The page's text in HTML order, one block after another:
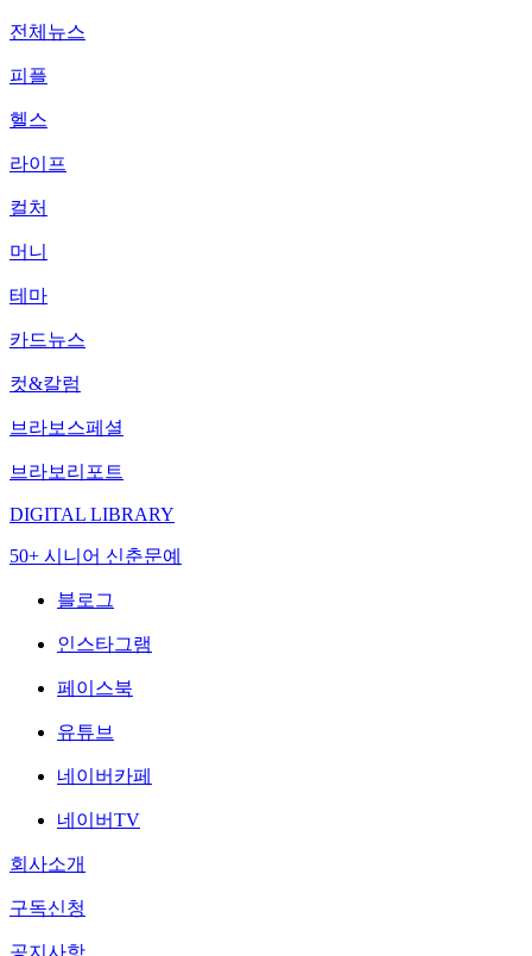
전체뉴스
피플
헬스
라이프
컬처
머니
테마
카드뉴스
컷&칼럼
브라보스페셜
브라보리포트
DIGITAL LIBRARY
50+ 시니어 신춘문예
블로그
인스타그램
페이스북
유튜브
네이버카페
네이버TV
회사소개
구독신청